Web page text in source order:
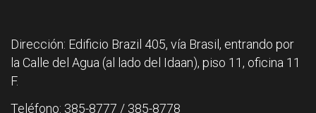
Dirección: Edificio Brazil 405, vía Brasil, entrando por
la Calle del Agua (al lado del Idaan), piso 11, oficina 11
F.
Teléfono: 385-8777 / 385-8778